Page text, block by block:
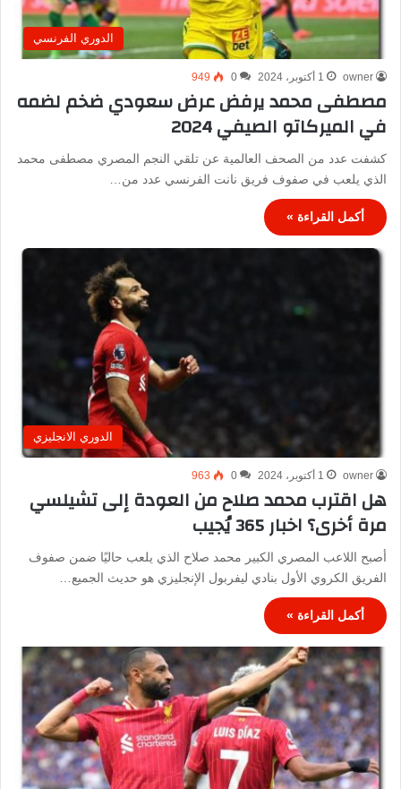
الدوري الفرنسي
owner 1 أكتوبر، 2024 0
949
مصطفى محمد يرفض عرض سعودي ضخم لضمه
في الميركاتو الصيفي 2024
كشفت عدد من الصحف العالمية عن تلقي النجم المصري مصطفى محمد
الذي يلعب في صفوف فريق نانت الفرنسي عدد من…
أكمل القراءة »
الدوري الانجليزي
owner 1 أكتوبر، 2024 0
963
هل اقترب محمد صلاح من العودة إلى تشيلسي
مرة أخرى؟ اخبار 365 يُجيب
أصبح اللاعب المصري الكبير محمد صلاح الذي يلعب حاليًا ضمن صفوف
الفريق الكروي الأول بنادي ليفربول الإنجليزي هو حديث الجميع…
أكمل القراءة »